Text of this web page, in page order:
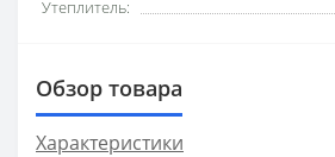
Утеплитель:
Обзор товара
Характеристики